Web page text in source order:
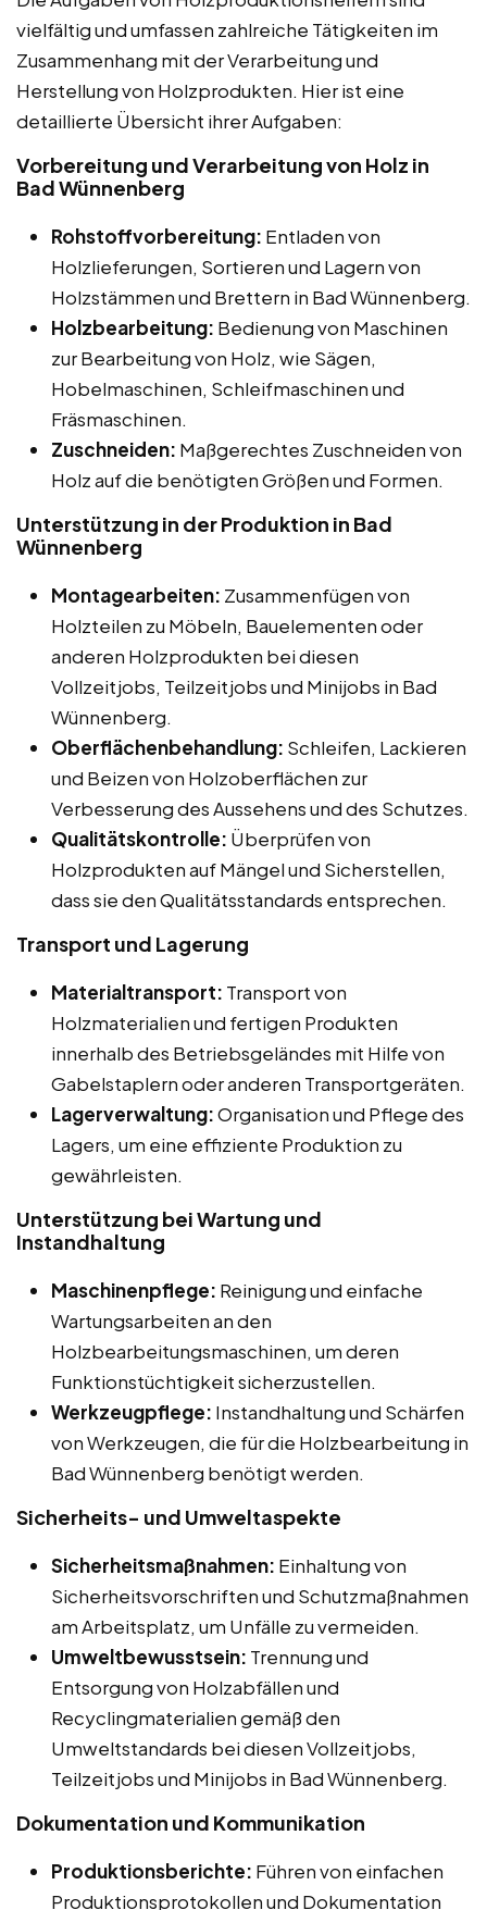
vielfältig und umfassen zahlreiche Tätigkeiten im
Zusammenhang mit der Verarbeitung und
Herstellung von Holzprodukten. Hier ist eine
detaillierte Übersicht ihrer Aufgaben:
Vorbereitung und Verarbeitung von Holz in
Bad Wünnenberg
Rohstoffvorbereitung: Entladen von
Holzlieferungen, Sortieren und Lagern von
Holzstämmen und Brettern in Bad Wünnenberg.
Holzbearbeitung: Bedienung von Maschinen
zur Bearbeitung von Holz, wie Sägen,
Hobelmaschinen, Schleifmaschinen und
Fräsmaschinen.
Zuschneiden: Maßgerechtes Zuschneiden von
Holz auf die benötigten Größen und Formen.
Unterstützung in der Produktion in Bad
Wünnenberg
Montagearbeiten: Zusammenfügen von
Holzteilen zu Möbeln, Bauelementen oder
anderen Holzprodukten bei diesen
Vollzeitjobs, Teilzeitjobs und Minijobs in Bad
Wünnenberg.
Oberflächenbehandlung: Schleifen, Lackieren
und Beizen von Holzoberflächen zur
Verbesserung des Aussehens und des Schutzes.
Qualitätskontrolle: Überprüfen von
Holzprodukten auf Mängel und Sicherstellen,
dass sie den Qualitätsstandards entsprechen.
Transport und Lagerung
Materialtransport: Transport von
Holzmaterialien und fertigen Produkten
innerhalb des Betriebsgeländes mit Hilfe von
Gabelstaplern oder anderen Transportgeräten.
Lagerverwaltung:Organisation und Pflege des
Lagers, um eine effiziente Produktion zu
gewährleisten.
Unterstützung bei Wartung und
Instandhaltung
Maschinenpflege: Reinigung und einfache
Wartungsarbeiten an den
Holzbearbeitungsmaschinen, um deren
Funktionstüchtigkeit sicherzustellen.
Werkzeugpflege: Instandhaltung und Schärfen
von Werkzeugen, die für die Holzbearbeitung in
Bad Wünnenberg benötigt werden.
Sicherheits- und Umweltaspekte
Sicherheitsmaßnahmen: Einhaltung von
Sicherheitsvorschriften und Schutzmaßnahmen
am Arbeitsplatz, um Unfälle zu vermeiden.
Umweltbewusstsein: Trennung und
Entsorgung von Holzabfällen und
Recyclingmaterialien gemäß den
Umweltstandards bei diesen Vollzeitjobs,
Teilzeitjobs und Minijobs in Bad Wünnenberg.
Dokumentation und Kommunikation
Produktionsberichte: Führen von einfachen
Produktionsprotokollen und Dokumentation